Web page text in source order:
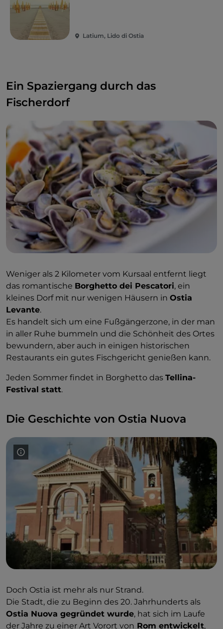
Latium, Lido di Ostia
Ein Spaziergang durch das
Fischerdorf
Weniger als 2 Kilometer vom Kursaal entfernt liegt
das romantische Borghetto dei Pescatori, ein
kleines Dorf mit nur wenigen Häusern in Ostia
Levante.
Es handelt sich um eine Fußgängerzone, in der man
in aller Ruhe bummeln und die Schönheit des Ortes
bewundern, aber auch in einigen historischen
Restaurants ein gutes Fischgericht genießen kann.
Jeden Sommer findet in Borghetto das Tellina-
Festival statt.
Die Geschichte von Ostia Nuova
Doch Ostia ist mehr als nur Strand.
Die Stadt, die zu Beginn des 20. Jahrhunderts als
Ostia Nuova gegründet wurde, hat sich im Laufe
der Jahre zu einer Art Vorort von Rom entwickelt,